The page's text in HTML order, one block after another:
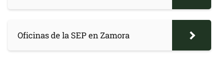
Oficinas de la SEP en Zamora